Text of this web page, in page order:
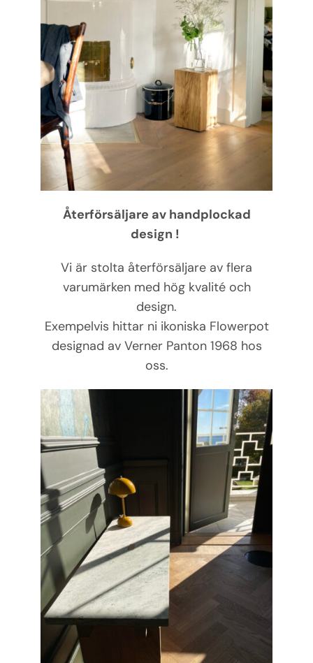
Återförsäljare av handplockad
design !
Vi är stolta återförsäljare av flera
varumärken med hög kvalité och
design.
Exempelvis hittar ni ikoniska Flowerpot
designad av Verner Panton 1968 hos
oss.